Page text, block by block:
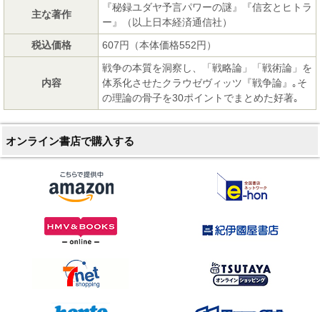
主な著作
『秘録ユダヤ予言パワーの謎』『信玄とヒトラ
ー』（以上日本経済通信社）
税込価格
607円（本体価格552円）
内容
戦争の本質を洞察し、「戦略論」「戦術論」を
体系化させたクラウゼヴィッツ『戦争論』｡そ
の理論の骨子を30ポイントでまとめた好著｡
オンライン書店で購入する